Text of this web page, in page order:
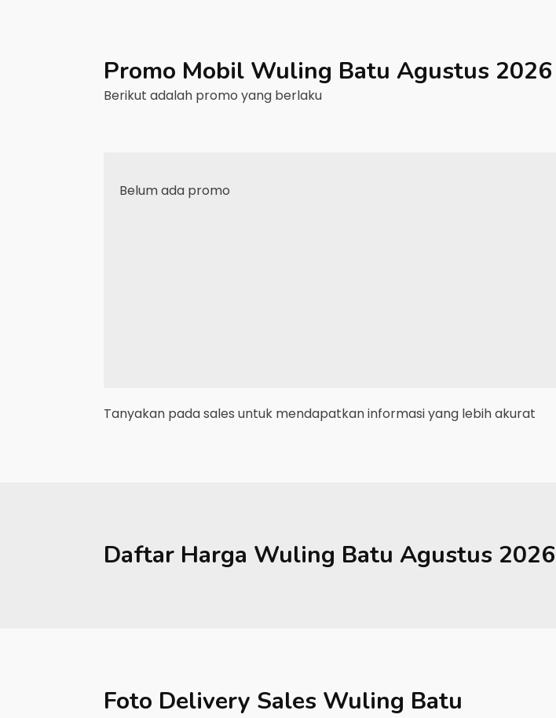
Promo Mobil Wuling Batu Agustus 2026
Berikut adalah promo yang berlaku
Belum ada promo
Tanyakan pada sales untuk mendapatkan informasi yang lebih akurat
Daftar Harga Wuling Batu Agustus 2026
Foto Delivery Sales Wuling Batu